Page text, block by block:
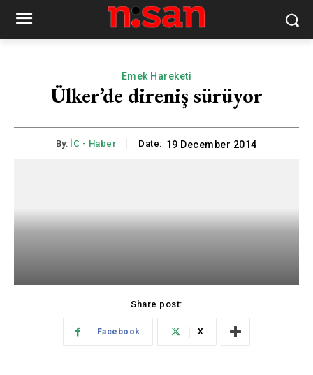
Emek Hareketi
Ülker’de direniş sürüyor
By: İC - Haber Date: 19 December 2014
Share post:
Facebook X